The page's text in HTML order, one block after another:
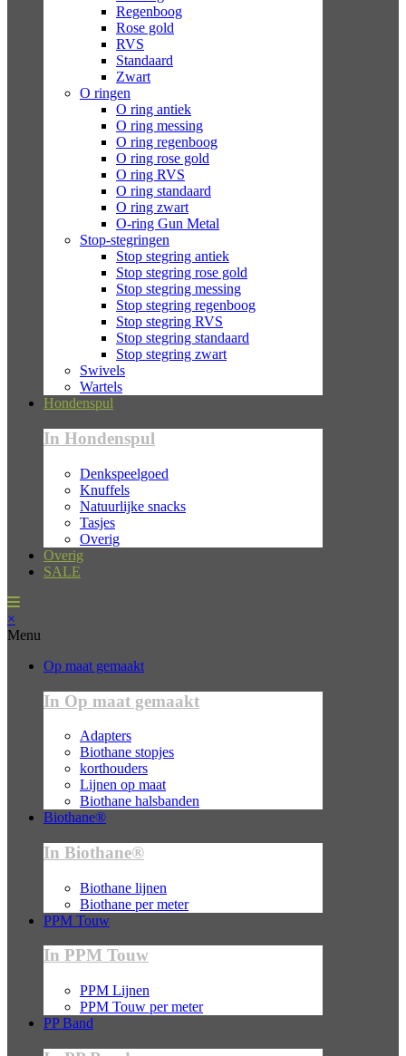
Regenboog
Rose gold
RVS
Standaard
Zwart
O ringen
O ring antiek
O ring messing
O ring regenboog
O ring rose gold
O ring RVS
O ring standaard
O ring zwart
O-ring Gun Metal
Stop-stegringen
Stop stegring antiek
Stop stegring rose gold
Stop stegring messing
Stop stegring regenboog
Stop stegring RVS
Stop stegring standaard
Stop stegring zwart
Swivels
Wartels
Hondenspul
In Hondenspul
Denkspeelgoed
Knuffels
Natuurlijke snacks
Tasjes
Overig
Overig
SALE
×
Menu
Op maat gemaakt
In Op maat gemaakt
Adapters
Biothane stopjes
korthouders
Lijnen op maat
Biothane halsbanden
Biothane®
In Biothane®
Biothane lijnen
Biothane per meter
PPM Touw
In PPM Touw
PPM Lijnen
PPM Touw per meter
PP Band